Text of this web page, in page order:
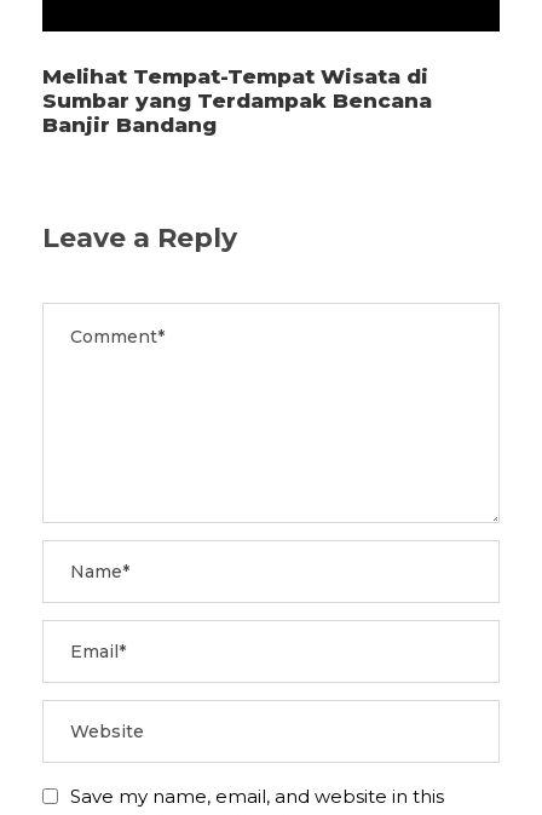
Melihat Tempat-Tempat Wisata di
Sumbar yang Terdampak Bencana
Banjir Bandang
Leave a Reply
Save my name, email, and website in this